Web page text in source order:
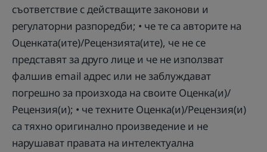
съответствие с действащите законови и
регулаторни разпоредби; • че те са авторите на
Оценката(ите)/Рецензията(ите), че не се
представят за друго лице и че не използват
фалшив email адрес или не заблуждават
погрешно за произхода на своите Оценка(и)/
Рецензия(и); • че техните Оценка(и)/Рецензия(и)
са тяхно оригинално произведение и не
нарушават правата на интелектуална